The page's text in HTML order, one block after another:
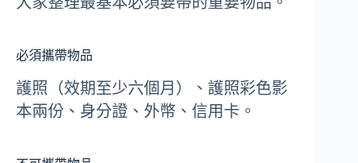
必須攜帶物品
護照（效期至少六個月）、護照彩色影
本兩份、身分證、外幣、信用卡。